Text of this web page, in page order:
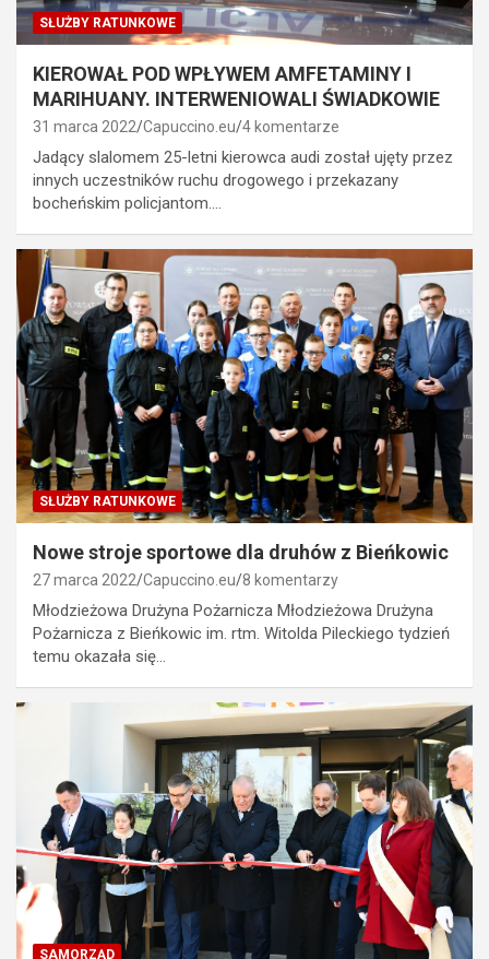
SŁUŻBY RATUNKOWE
KIEROWAŁ POD WPŁYWEM AMFETAMINY I
MARIHUANY. INTERWENIOWALI ŚWIADKOWIE
31 marca 2022 Capuccino.eu 4 komentarze
Jadący slalomem 25-letni kierowca audi został ujęty przez
innych uczestników ruchu drogowego i przekazany
bocheńskim policjantom.…
SŁUŻBY RATUNKOWE
Nowe stroje sportowe dla druhów z Bieńkowic
27 marca 2022 Capuccino.eu 8 komentarzy
Młodzieżowa Drużyna Pożarnicza Młodzieżowa Drużyna
Pożarnicza z Bieńkowic im. rtm. Witolda Pileckiego tydzień
temu okazała się…
SAMORZĄD